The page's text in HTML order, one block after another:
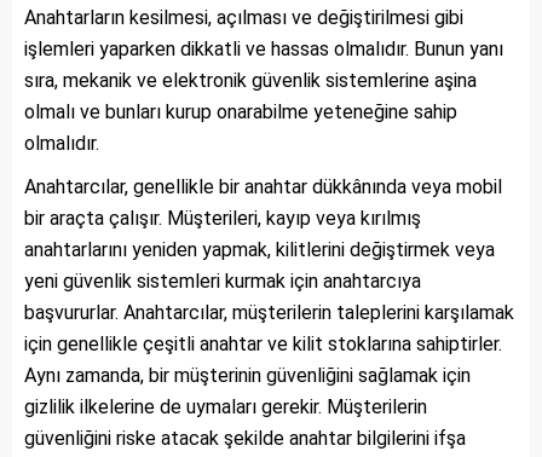
Anahtarların kesilmesi, açılması ve değiştirilmesi gibi
işlemleri yaparken dikkatli ve hassas olmalıdır. Bunun yanı
sıra, mekanik ve elektronik güvenlik sistemlerine aşina
olmalı ve bunları kurup onarabilme yeteneğine sahip
olmalıdır.
Anahtarcılar, genellikle bir anahtar dükkânında veya mobil
bir araçta çalışır. Müşterileri, kayıp veya kırılmış
anahtarlarını yeniden yapmak, kilitlerini değiştirmek veya
yeni güvenlik sistemleri kurmak için anahtarcıya
başvururlar. Anahtarcılar, müşterilerin taleplerini karşılamak
için genellikle çeşitli anahtar ve kilit stoklarına sahiptirler.
Aynı zamanda, bir müşterinin güvenliğini sağlamak için
gizlilik ilkelerine de uymaları gerekir. Müşterilerin
güvenliğini riske atacak şekilde anahtar bilgilerini ifşa